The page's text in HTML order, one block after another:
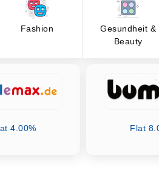
Fashion
Gesundheit &
Beauty
4.00% Flat